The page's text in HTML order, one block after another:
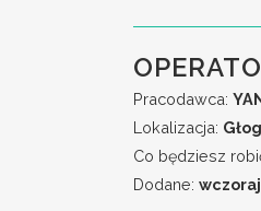
Pracodawca:
Lokalizacja:
Co będziesz
Dodane: wczoraj